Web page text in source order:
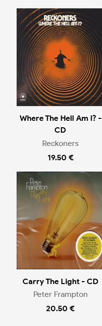
Where The Hell Am I? -
CD
Reckoners
19.50 €
Carry The Light - CD
Peter Frampton
20.50 €